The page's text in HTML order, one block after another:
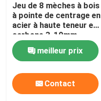
Jeu de 8 mèches à bois
à pointe de centrage en
acier à haute teneur en
carbone 3-10mm,
queue hexagonale
meilleur prix
Contact